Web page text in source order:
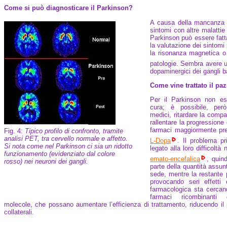
Come si può diagnosticare il Parkinson?
Fig. 4: Tipico profilo di confronto, tramite
analisi PET, tra cervello normale e affetto.
Si nota come nel Parkinson ci sia un ridotto
funzionamento (evidenziato dal colore
rosso) nei neuroni dei gangli.
A causa della
sintomi con altre
Parkinson può essere
la valutazione dei
la risonanza magnetica
patologie. Sembra avere
dopaminergici dei gangli
Come vine trattato il
Per il Parkinson non
cura; è possibile,
medici, ritardare la
rallentare la
farmaci maggiormente
L-Dopa
. Il problema
legato alla loro difficoltà
emato-encefalica
,
parte della quantità
sede, mentre la restante
provocando seri effetti
farmacologica sta
farmaci
molecole, che possano aumentare l’efficienza di trattamento, riducendo
collaterali.